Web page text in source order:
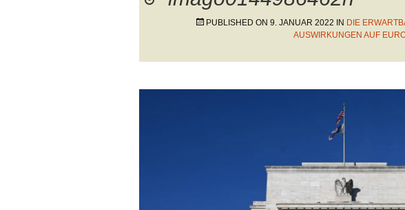
PUBLISHED ON 9. JANUAR 2022 IN DIE
AUSWIRKUNGEN AUF